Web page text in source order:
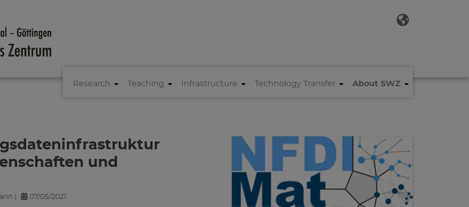
Research Teaching Infrastructure Technology Transfer About SWZ
und
| 07/05/2021